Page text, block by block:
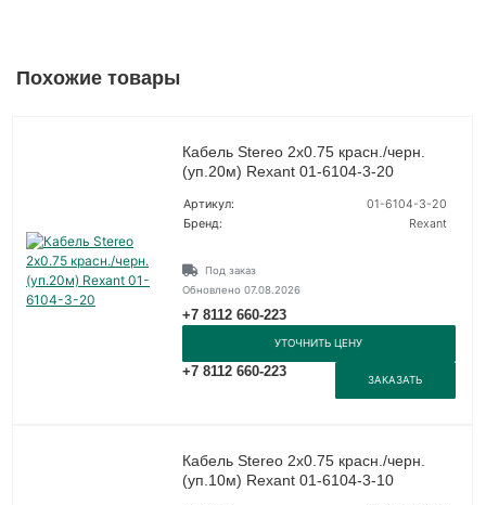
Похожие товары
Кабель Stereo 2х0.75 красн./черн.
(уп.20м) Rexant 01-6104-3-20
Артикул:
01-6104-3-20
Бренд:
Rexant
Под заказ
Обновлено 07.08.2026
+7 8112 660-223
УТОЧНИТЬ ЦЕНУ
+7 8112 660-223
ЗАКАЗАТЬ
Кабель Stereo 2х0.75 красн./черн.
(уп.10м) Rexant 01-6104-3-10